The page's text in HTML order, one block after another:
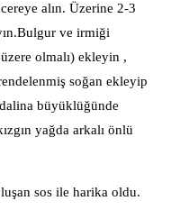
alın. Üzerine 2-3
ve irmiği
olmalı) ekleyin ,
soğan ekleyip
büyüklüğünde
yağda arkalı önlü
sos ile harika oldu.